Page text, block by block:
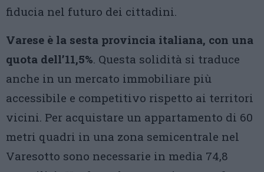
fiducia nel futuro dei cittadini.
Varese è la sesta provincia italiana, con una
quota dell’11,5%. Questa solidità si traduce
anche in un mercato immobiliare più
accessibile e competitivo rispetto ai territori
vicini. Per acquistare un appartamento di 60
metri quadri in una zona semicentrale nel
Varesotto sono necessarie in media 74,8